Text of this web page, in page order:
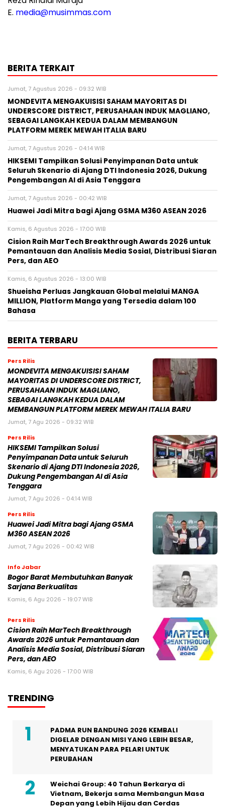
E. media@musimmas.com
BERITA TERKAIT
Jumat, 7 Agustus 2026 - 09:32 WIB
MONDEVITA MENGAKUISISI SAHAM MAYORITAS DI
UNDERSCORE DISTRICT, PERUSAHAAN INDUK MAGLIANO,
SEBAGAI LANGKAH KEDUA DALAM MEMBANGUN
PLATFORM MEREK MEWAH ITALIA BARU
Jumat, 7 Agustus 2026 - 04:14 WIB
HIKSEMI Tampilkan Solusi Penyimpanan Data untuk
Seluruh Skenario di Ajang DTI Indonesia 2026, Dukung
Pengembangan AI di Asia Tenggara
Jumat, 7 Agustus 2026 - 00:42 WIB
Huawei Jadi Mitra bagi Ajang GSMA M360 ASEAN 2026
Kamis, 6 Agustus 2026 - 17:00 WIB
Cision Raih MarTech Breakthrough Awards 2026 untuk
Pemantauan dan Analisis Media Sosial, Distribusi Siaran
Pers, dan AEO
Kamis, 6 Agustus 2026 - 13:00 WIB
Shueisha Perluas Jangkauan Global melalui MANGA
MILLION, Platform Manga yang Tersedia dalam 100
Bahasa
BERITA TERBARU
Pers Rilis
MONDEVITA MENGAKUISISI SAHAM
MAYORITAS DI UNDERSCORE DISTRICT,
PERUSAHAAN INDUK MAGLIANO,
SEBAGAI LANGKAH KEDUA DALAM
MEMBANGUN PLATFORM MEREK MEWAH ITALIA BARU
Jumat, 7 Agu 2026 - 09:32 WIB
Pers Rilis
HIKSEMI Tampilkan Solusi
Penyimpanan Data untuk Seluruh
Skenario di Ajang DTI Indonesia 2026,
Dukung Pengembangan AI di Asia
Tenggara
Jumat, 7 Agu 2026 - 04:14 WIB
Pers Rilis
Huawei Jadi Mitra bagi Ajang GSMA
M360 ASEAN 2026
Jumat, 7 Agu 2026 - 00:42 WIB
Info Jabar
Bogor Barat Membutuhkan Banyak
Sarjana Berkualitas
Kamis, 6 Agu 2026 - 19:07 WIB
Pers Rilis
Cision Raih MarTech Breakthrough
Awards 2026 untuk Pemantauan dan
Analisis Media Sosial, Distribusi Siaran
Pers, dan AEO
Kamis, 6 Agu 2026 - 17:00 WIB
TRENDING
PADMA RUN BANDUNG 2026 KEMBALI
DIGELAR DENGAN MISI YANG LEBIH BESAR,
MENYATUKAN PARA PELARI UNTUK
PERUBAHAN
Weichai Group: 40 Tahun Berkarya di
Vietnam, Bekerja sama Membangun Masa
Depan yang Lebih Hijau dan Cerdas